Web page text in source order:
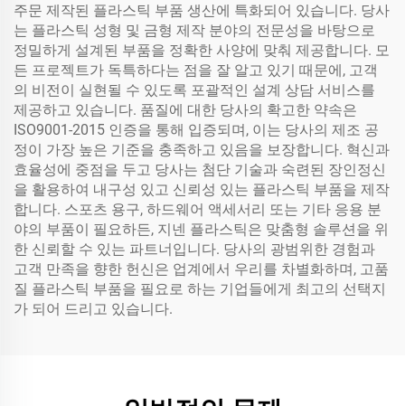
주문 제작된 플라스틱 부품 생산에 특화되어 있습니다. 당사
는 플라스틱 성형 및 금형 제작 분야의 전문성을 바탕으로
정밀하게 설계된 부품을 정확한 사양에 맞춰 제공합니다. 모
든 프로젝트가 독특하다는 점을 잘 알고 있기 때문에, 고객
의 비전이 실현될 수 있도록 포괄적인 설계 상담 서비스를
제공하고 있습니다. 품질에 대한 당사의 확고한 약속은
ISO9001-2015 인증을 통해 입증되며, 이는 당사의 제조 공
정이 가장 높은 기준을 충족하고 있음을 보장합니다. 혁신과
효율성에 중점을 두고 당사는 첨단 기술과 숙련된 장인정신
을 활용하여 내구성 있고 신뢰성 있는 플라스틱 부품을 제작
합니다. 스포츠 용구, 하드웨어 액세서리 또는 기타 응용 분
야의 부품이 필요하든, 지넨 플라스틱은 맞춤형 솔루션을 위
한 신뢰할 수 있는 파트너입니다. 당사의 광범위한 경험과
고객 만족을 향한 헌신은 업계에서 우리를 차별화하며, 고품
질 플라스틱 부품을 필요로 하는 기업들에게 최고의 선택지
가 되어 드리고 있습니다.